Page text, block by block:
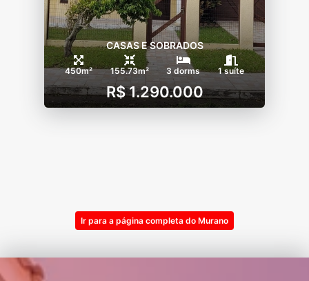
CASAS E SOBRADOS
450m² 155.73m² 3 dorms 1 suíte
R$ 1.290.000
Ir para a página completa do Murano